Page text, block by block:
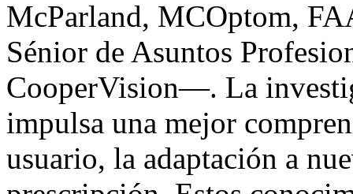
McParland, MCOptom,
Sénior de Asuntos
CooperVision—. La
impulsa una mejor
usuario, la adaptación a